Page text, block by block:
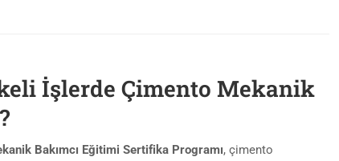
İşlerde Çimento Mekanik
Bakımcı Eğitimi Sertifika Programı, çimento